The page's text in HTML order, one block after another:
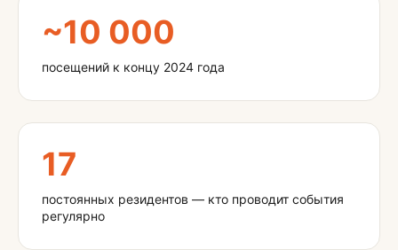
~10 000
посещений к концу 2024 года
17
постоянных резидентов — кто проводит события
регулярно